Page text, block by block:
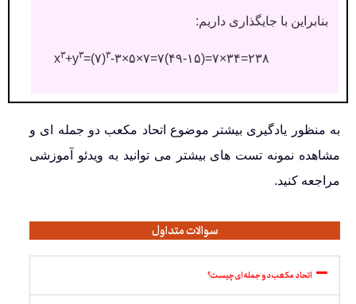
بنابراین با جایگذاری داریم:
x۳+y۳=(۷)۳-۳×۵×۷=۷(۴۹-۱۵)=۷×۳۴=۲۳۸
به منظور یادگیری بیشتر موضوع اتحاد مکعب دو جمله ای و
مشاهده نمونه تست های بیشتر می توانید به ویدئو آموزشی
مراجعه کنید.
سوالات متداول
اتحاد مکعب دو جمله ای چیست؟